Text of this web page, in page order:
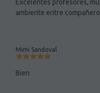
Excelentes profesores,
ambiente entre
Mimi Sandoval
Bien